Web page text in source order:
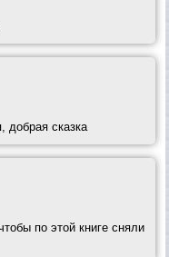
добрая сказка
по этой книге сняли